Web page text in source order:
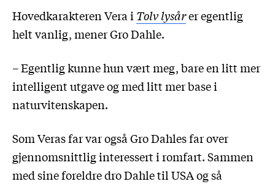
Hovedkarakteren Vera iTolv lysårer egentlig
helt vanlig, mener Gro Dahle.
– Egentlig kunne hun vært meg, bare en litt mer
intelligent utgave og med litt mer base i
naturvitenskapen.
Som Veras far var også Gro Dahles far over
gjennomsnittlig interessert i romfart. Sammen
med sine foreldre dro Dahle til USA og så